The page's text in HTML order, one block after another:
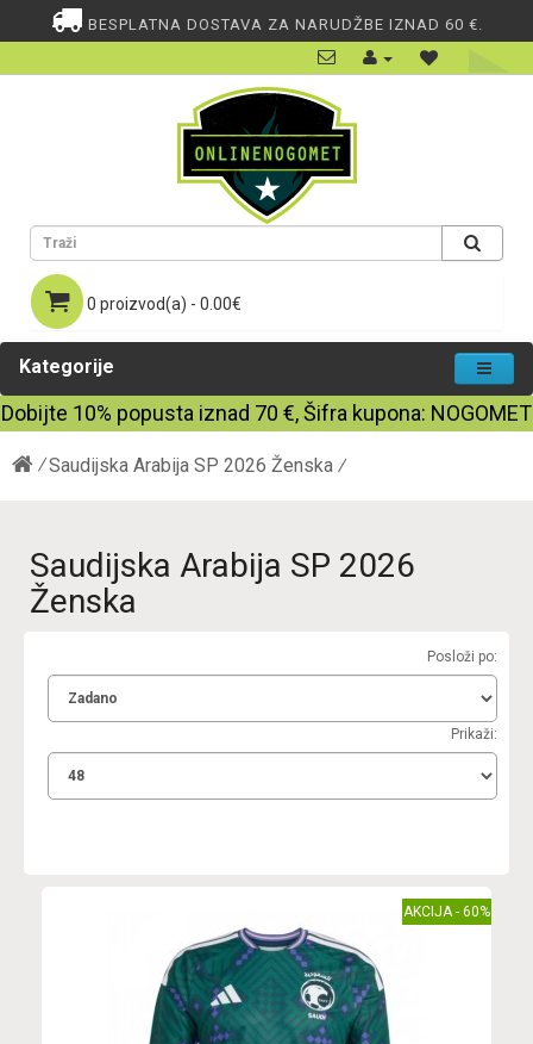
BESPLATNA DOSTAVA ZA NARUDŽBE IZNAD 60 €.
0 proizvod(a) - 0.00€
Kategorije
Dobijte 10% popusta iznad 70 €, Šifra kupona: NOGOMET
Saudijska Arabija SP 2026 Ženska
Saudijska Arabija SP 2026
Ženska
Posloži po:
Prikaži:
AKCIJA - 60%